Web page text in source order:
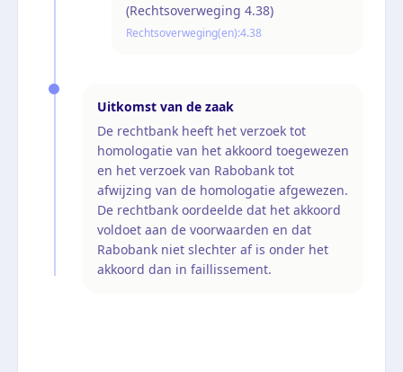
(Rechtsoverweging 4.38)
Rechtsoverweging(en):4.38
Uitkomst van de zaak
De rechtbank heeft het verzoek tot
homologatie van het akkoord toegewezen
en het verzoek van Rabobank tot
afwijzing van de homologatie afgewezen.
De rechtbank oordeelde dat het akkoord
voldoet aan de voorwaarden en dat
Rabobank niet slechter af is onder het
akkoord dan in faillissement.